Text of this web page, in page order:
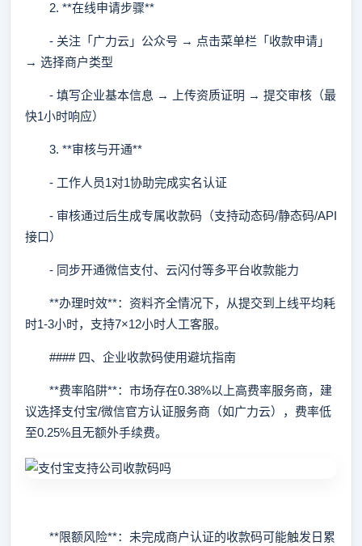
2. **在线申请步骤**
- 关注「广力云」公众号 → 点击菜单栏「收款申请」
→ 选择商户类型
- 填写企业基本信息 → 上传资质证明 → 提交审核（最
快1小时响应）
3. **审核与开通**
- 工作人员1对1协助完成实名认证
- 审核通过后生成专属收款码（支持动态码/静态码/API
接口）
- 同步开通微信支付、云闪付等多平台收款能力
**办理时效**：资料齐全情况下，从提交到上线平均耗
时1-3小时，支持7×12小时人工客服。
#### 四、企业收款码使用避坑指南
**费率陷阱**：市场存在0.38%以上高费率服务商，建
议选择支付宝/微信官方认证服务商（如广力云），费率低
至0.25%且无额外手续费。
**限额风险**：未完成商户认证的收款码可能触发日累